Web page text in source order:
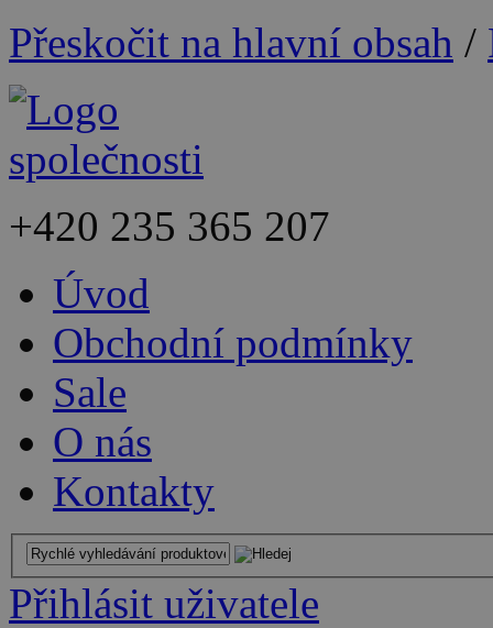
Přeskočit na hlavní obsah /
+420 235 365 207
Úvod
Obchodní podmínky
Sale
O nás
Kontakty
Přihlásit uživatele